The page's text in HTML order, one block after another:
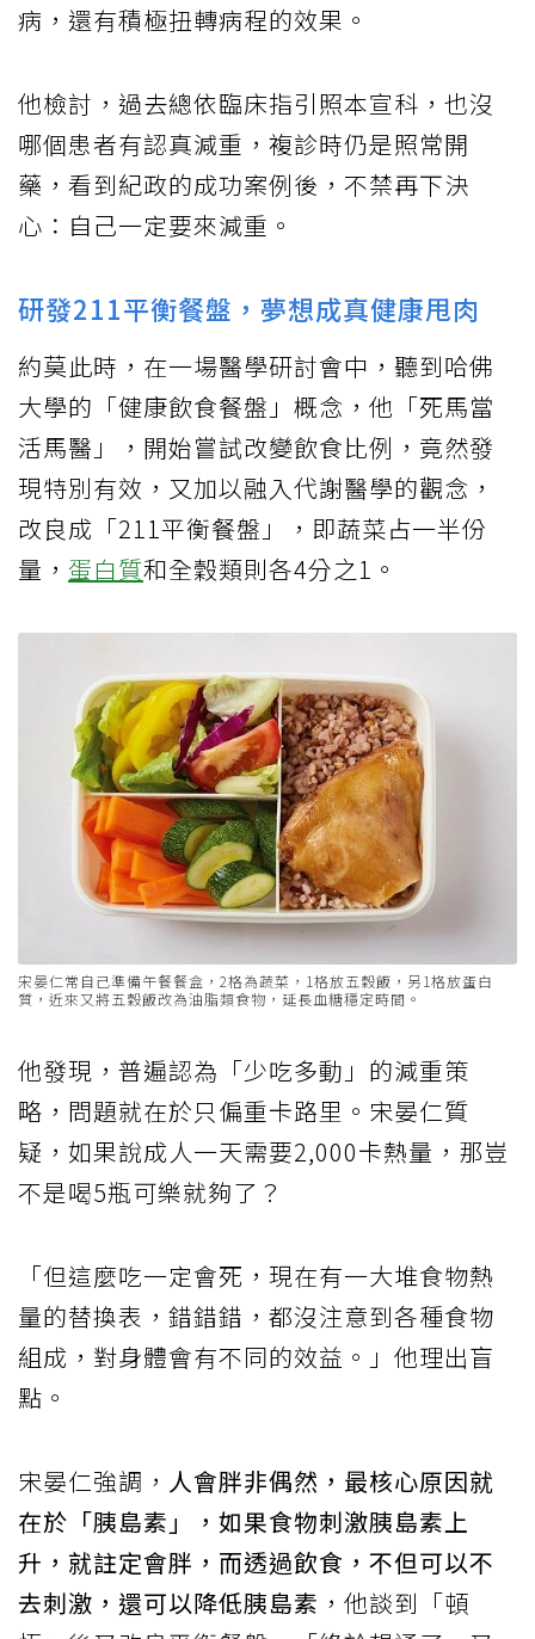
病，還有積極扭轉病程的效果。
他檢討，過去總依臨床指引照本宣科，也沒
哪個患者有認真減重，複診時仍是照常開
藥，看到紀政的成功案例後，不禁再下決
心：自己一定要來減重。
研發211平衡餐盤，夢想成真健康甩肉
約莫此時，在一場醫學研討會中，聽到哈佛
大學的「健康飲食餐盤」概念，他「死馬當
活馬醫」，開始嘗試改變飲食比例，竟然發
現特別有效，又加以融入代謝醫學的觀念，
改良成「211平衡餐盤」，即蔬菜占一半份
量， 蛋白質和全穀類則各4分之1。
宋晏仁常自己準備午餐餐盒，2格為蔬菜，1格放五穀飯，另1格放蛋白
質，近來又將五穀飯改為油脂類食物，延長血糖穩定時間。
他發現，普遍認為「少吃多動」的減重策
略，問題就在於只偏重卡路里。宋晏仁質
疑，如果說成人一天需要2,000卡熱量，那豈
不是喝5瓶可樂就夠了？
「但這麼吃一定會死，現在有一大堆食物熱
量的替換表，錯錯錯，都沒注意到各種食物
組成，對身體會有不同的效益。」他理出盲
點。
宋晏仁強調， 人會胖非偶然，最核心原因就
在於「胰島素」，如果食物刺激胰島素上
升，就註定會胖，而透過飲食，不但可以不
去刺激，還可以降低胰島素 ，他談到「頓